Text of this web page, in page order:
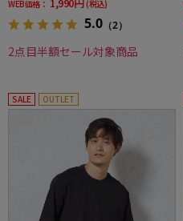
WEB価格： (税込)
5.0 （2）
2点目半額セール対象商品
SALE OUTLET